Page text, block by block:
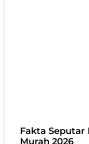
Fakta Seputar
Murah 2026